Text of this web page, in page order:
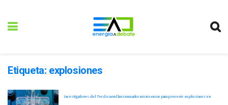
Etiqueta: explosiones
Investigadores del Tec desarrollan innovador microsensor para prevenir explosiones en